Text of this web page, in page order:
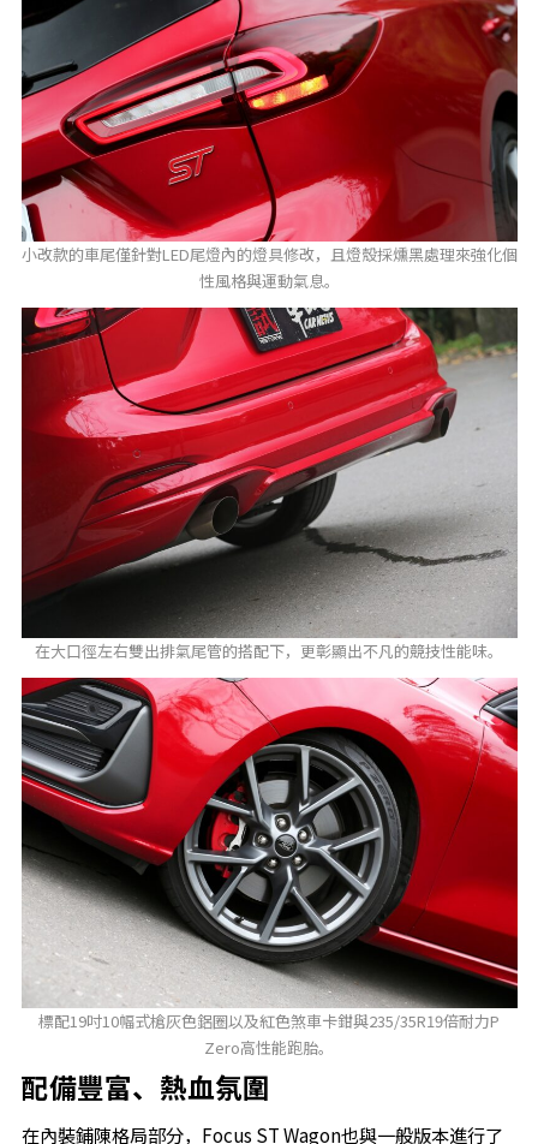
小改款的車尾僅針對LED尾燈內的燈具修改，且燈殼採燻黑處理來強化個
性風格與運動氣息。
在大口徑左右雙出排氣尾管的搭配下，更彰顯出不凡的競技性能味。
標配19吋10幅式槍灰色鋁圈以及紅色煞車卡鉗與235/35R19倍耐力P
Zero高性能跑胎。
配備豐富、熱血氛圍
在內裝鋪陳格局部分，Focus ST Wagon也與一般版本進行了